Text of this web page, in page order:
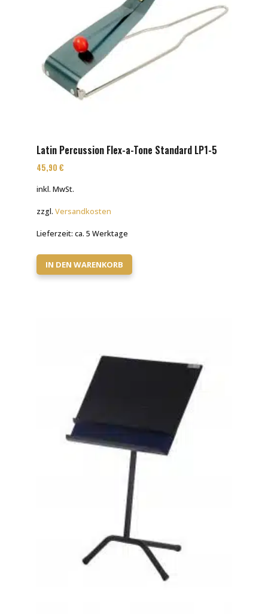
Latin Percussion Flex-a-Tone Standard LP1-5
45,90 €
inkl. MwSt.
zzgl. Versandkosten
Lieferzeit: ca. 5 Werktage
IN DEN WARENKORB